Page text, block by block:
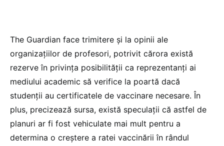
The Guardian face trimitere și la opinii ale
organizațiilor de profesori, potrivit cărora există
rezerve în privința posibilității ca reprezentanți ai
mediului academic să verifice la poartă dacă
studenții au certificatele de vaccinare necesare. În
plus, precizează sursa, există speculații că astfel de
planuri ar fi fost vehiculate mai mult pentru a
determina o creștere a ratei vaccinării în rândul